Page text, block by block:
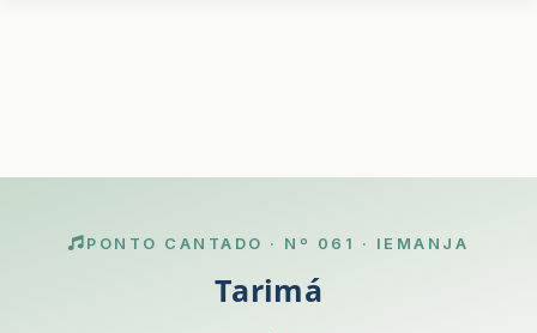
PONTO CANTADO · Nº 061 · IEMANJA
Tarimá